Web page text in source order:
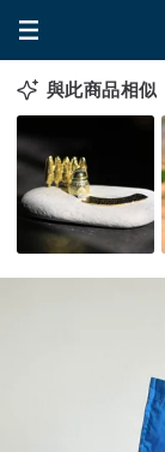
與此商品相似